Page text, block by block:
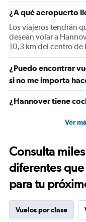
Y
displaying
values.
Range:
0
to
1200.
¿A qué aeropuerto
Los viajeros tendrán
desean volar a
10,3 km del centro de
¿Puedo encontrar
si no me importa
¿Hannover tiene
Ver
Consulta
diferentes
para tu
Vuelos por clase